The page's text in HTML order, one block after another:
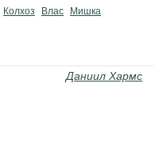
Колхоз Влас Мишка
Даниил Хармс